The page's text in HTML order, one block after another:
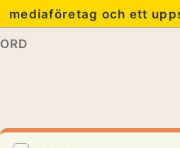
mediaföretag och ett
ORD